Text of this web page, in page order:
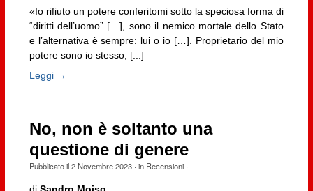
«Io rifiuto un potere conferitomi sotto la speciosa forma di
“diritti dell’uomo” […], sono il nemico mortale dello Stato
e l’alternativa è sempre: lui o io […]. Proprietario del mio
potere sono io stesso, [...]
Leggi →
No, non è soltanto una
questione di genere
Pubblicato il2 Novembre 2023· in Recensioni·